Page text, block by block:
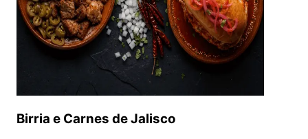
Birria e Carnes de Jalisco